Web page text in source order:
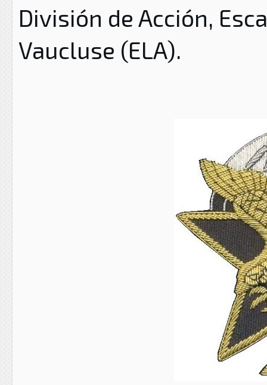
División de Acción,
Vaucluse (ELA).